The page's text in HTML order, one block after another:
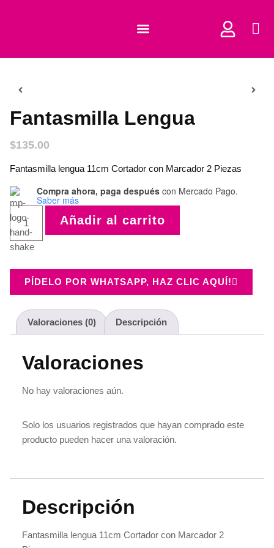
Fantasmilla Lengua
$135.00
Fantasmilla lengua 11cm Cortador con Marcador 2 Piezas
Compra ahora, paga después con Mercado Pago.
Saber más
Añadir al carrito
PÍDELO POR WHATSAPP, HAZ CLIC AQUÍ!
Valoraciones (0) Descripción
Valoraciones
No hay valoraciones aún.
Solo los usuarios registrados que hayan comprado este
producto pueden hacer una valoración.
Descripción
Fantasmilla lengua 11cm Cortador con Marcador 2